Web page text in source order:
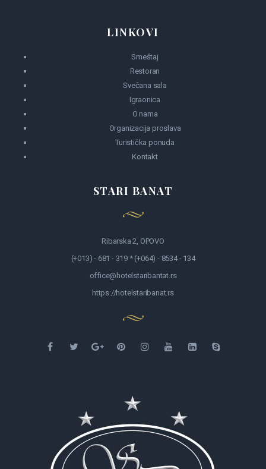
LINKOVI
Smeštaj
Restoran
Svečana sala
Igraonica
O nama
Organizacija proslava
Turistička ponuda
Kontakt
STARI BANAT
Ribarska 2, OPOVO
(+013) - 681 - 319 * (+064) - 8534 - 134
office@hotelstaribantat.rs
https://hotelstaribanat.rs